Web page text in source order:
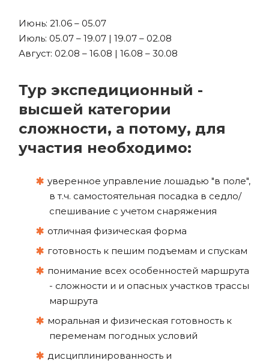
Июнь: 21.06 – 05.07
Июль: 05.07 – 19.07 | 19.07 – 02.08
Август: 02.08 – 16.08 | 16.08 – 30.08
Тур экспедиционный -
высшей категории
сложности, а потому, для
участия необходимо:
уверенное управление лошадью "в поле",
в т.ч. самостоятельная посадка в седло/
спешивание с учетом снаряжения
отличная физическая форма
готовность к пешим подъемам и спускам
понимание всех особенностей маршрута
- сложности и и опасных участков трассы
маршрута
моральная и физическая готовность к
переменам погодных условий
дисциплинированность и